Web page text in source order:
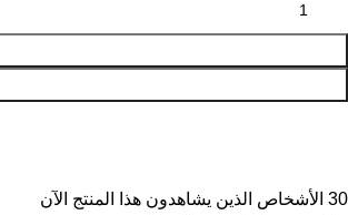
30 الأشخاص الذين يشاهدون هذا المنتج الآن